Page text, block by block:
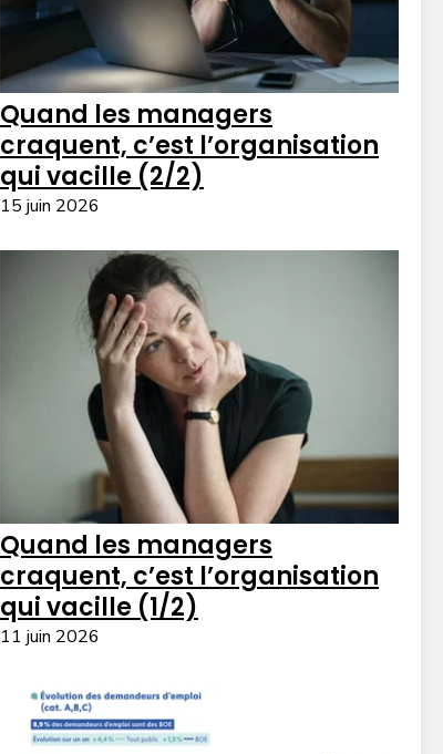
Quand les managers
craquent, c’est l’organisation
qui vacille (2/2)
15 juin 2026
Quand les managers
craquent, c’est l’organisation
qui vacille (1/2)
11 juin 2026